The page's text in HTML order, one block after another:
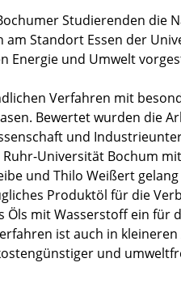
Studierenden die
am Standort Essen der
Energie und Umwelt
Verfahren mit
Bewertet wurden die
und
Universität Bochum
und Thilo Weißert
Produktöl für die
Öls mit Wasserstoff ein für
ist auch in kleineren
und